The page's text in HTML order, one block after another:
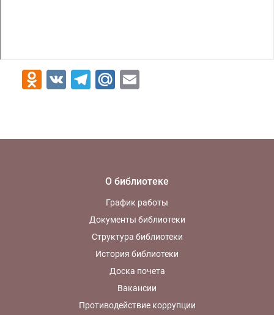
Odnoklassniki
VK Telegram
Mail.Ru
О библиотеке
График работы
Документы библиотеки
Структура библиотеки
История библиотеки
Доска почета
Вакансии
Противодействие коррупции